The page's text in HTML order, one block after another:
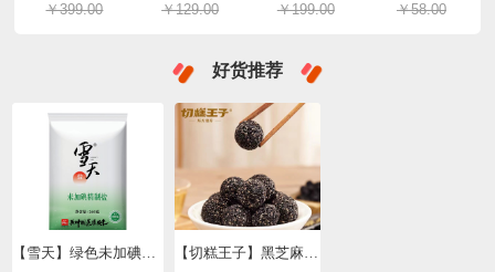
￥399.00 ￥129.00 ￥199.00 ￥58.00
好货推荐